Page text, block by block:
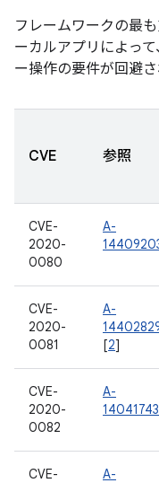
フレームワークの最
ーカルアプリによっ
ー操作の要件が回避さ
CVE 参照
CVE-
2020-
0080
A-
CVE-
2020-
0081
A-
[2]
CVE-
2020-
0082
A-
CVE-
A-